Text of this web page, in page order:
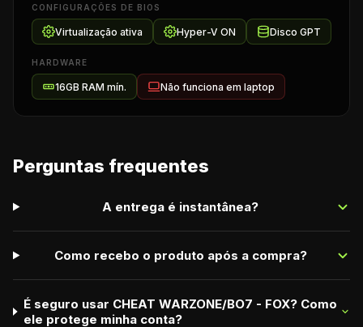
CONFIGURAÇÕES DE BIOS
Virtualização ativa Hyper-V ON Disco GPT
HARDWARE
16GB RAM mín. Não funciona em laptop
Perguntas frequentes
A entrega é instantânea?
Como recebo o produto após a compra?
É seguro usar CHEAT WARZONE/BO7 - FOX? Como
ele protege minha conta?